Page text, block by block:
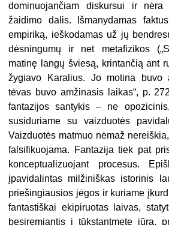
dominuojančiam diskursui ir
žaidimo dalis. Išmanydamas
empiriką, ieškodamas už jų
dėsningumų ir net metafizikos
matinę langų šviesą, krintančią ant
žygiavo Karalius. Jo motina buvo
tėvas buvo amžinasis laikas“, p.
fantazijos santykis – ne
susiduriame su vaizduotės
Vaizduotės matmuo nėmaž
falsifikuojama. Fantazija tiek pat
konceptualizuojant procesus.
įpavidalintas milžiniškas istorinis
priešingiausios jėgos ir kuriame
fantastiškai ekipiruotas laivas,
besiremiantis į tūkstantmetę jūrą,